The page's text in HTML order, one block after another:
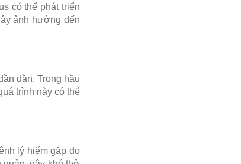
có thể phát triển
ảnh hưởng đến
dần. Trong hầu
trình này có thể
lý hiếm gặp do